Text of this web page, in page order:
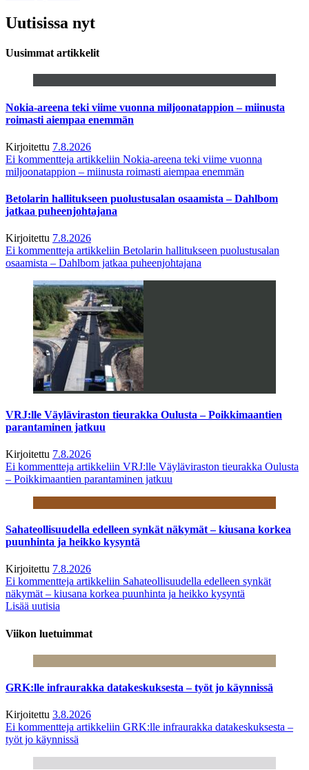
Uutisissa nyt
Uusimmat artikkelit
Nokia-areena teki viime vuonna miljoonatappion – miinusta
roimasti aiempaa enemmän
Kirjoitettu 7.8.2026
Ei kommentteja artikkeliin Nokia-areena teki viime vuonna
miljoonatappion – miinusta roimasti aiempaa enemmän
Betolarin hallitukseen puolustusalan osaamista – Dahlbom
jatkaa puheenjohtajana
Kirjoitettu 7.8.2026
Ei kommentteja artikkeliin Betolarin hallitukseen puolustusalan
osaamista – Dahlbom jatkaa puheenjohtajana
VRJ:lle Väyläviraston tieurakka Oulusta – Poikkimaantien
parantaminen jatkuu
Kirjoitettu 7.8.2026
Ei kommentteja artikkeliin VRJ:lle Väyläviraston tieurakka Oulusta
– Poikkimaantien parantaminen jatkuu
Sahateollisuudella edelleen synkät näkymät – kiusana korkea
puunhinta ja heikko kysyntä
Kirjoitettu 7.8.2026
Ei kommentteja artikkeliin Sahateollisuudella edelleen synkät
näkymät – kiusana korkea puunhinta ja heikko kysyntä
Lisää uutisia
Viikon luetuimmat
GRK:lle infraurakka datakeskuksesta – työt jo käynnissä
Kirjoitettu 3.8.2026
Ei kommentteja artikkeliin GRK:lle infraurakka datakeskuksesta –
työt jo käynnissä